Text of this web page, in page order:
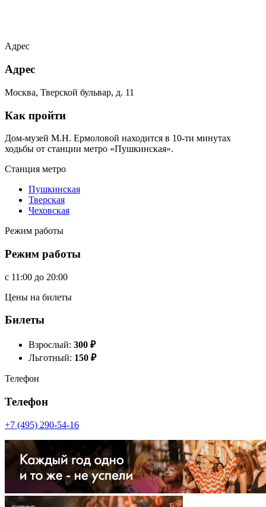
Адрес
Адрес
Москва, Тверской бульвар, д. 11
Как пройти
Дом-музей М.Н. Ермоловой находится в 10-ти минутах
ходьбы от станции метро «Пушкинская».
Станция метро
Пушкинская
Тверская
Чеховская
Режим работы
Режим работы
c 11:00 до 20:00
Цены на билеты
Билеты
Взрослый: 300 ₽
Льготный: 150 ₽
Телефон
Телефон
+7 (495) 290-54-16